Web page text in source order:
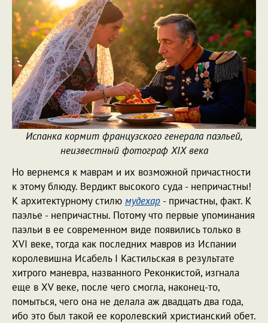
Испанка кормит французского генерала паэльей,
неизвестный фотограф XIX века
Но вернемся к маврам и их возможной причастности
к этому блюду. Вердикт высокого суда - непричастны!
К архитектурному стилю мудехар - причастны, факт. К
паэлье - непричастны. Потому что первые упоминания
паэльи в ее современном виде появились только в
XVI веке, тогда как последних мавров из Испании
королевишна Исабель I Кастильская в результате
хитрого маневра, названного Реконкистой, изгнала
еще в XV веке, после чего смогла, наконец-то,
помыться, чего она не делала аж двадцать два года,
ибо это был такой ее королевский христианский обет.